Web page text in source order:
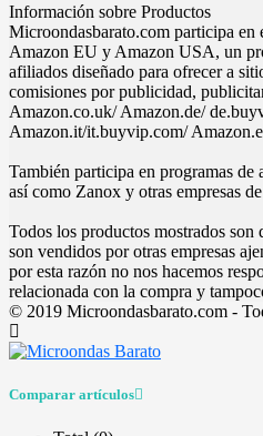
Información sobre Productos
Microondasbarato.com participa
Amazon EU y Amazon USA, un
afiliados diseñado para ofrecer a
comisiones por publicidad,
Amazon.co.uk/ Amazon.de/
Amazon.it/it.buyvip.com/
También participa en programas
así como Zanox y otras empresas
Todos los productos mostrados
son vendidos por otras empresas
por esta razón no nos hacemos
relacionada con la compra y
© 2019 Microondasbarato.com -
Comparar artículos